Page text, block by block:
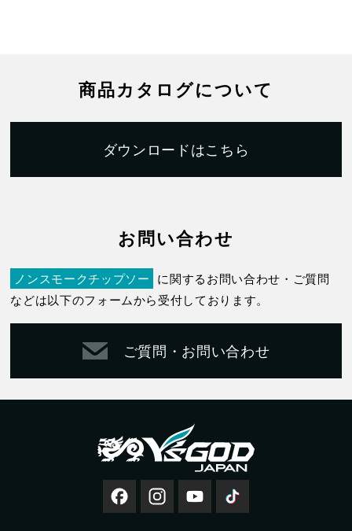
商品カタログについて
ダウンロードはこちら
お問い合わせ
ノンスモークチップソー に関するお問い合わせ・ご質問
などは以下のフォームから受付しております。
ご質問・お問い合わせ